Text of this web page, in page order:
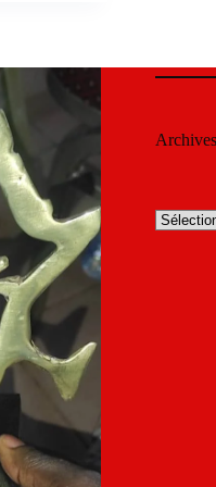
Archives
Archives